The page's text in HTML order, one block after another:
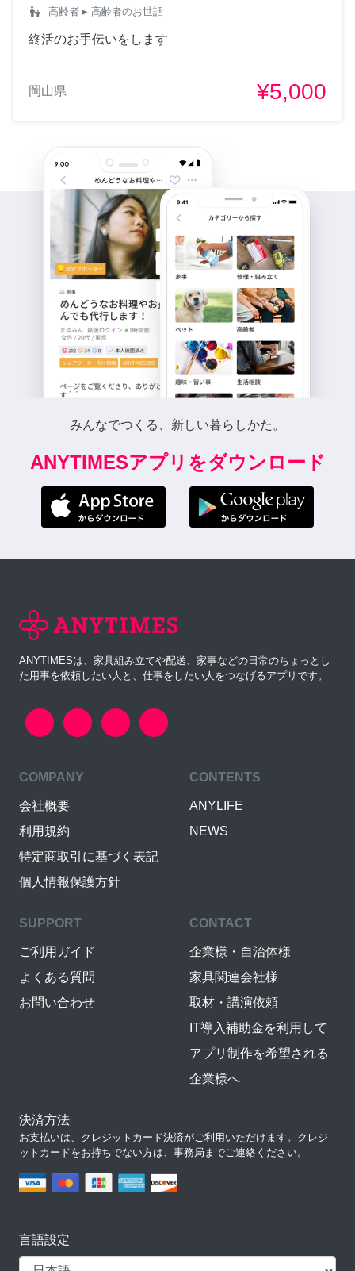
escalator_warning 高齢者 ▸ 高齢者のお世話
終活のお手伝いをします
岡山県 ¥5,000
みんなでつくる、新しい暮らしかた。
ANYTIMESアプリをダウンロード
ANYTIMESは、家具組み立てや配送、家事などの日常のちょっとし
た用事を依頼したい人と、仕事をしたい人をつなげるアプリです。
COMPANY
会社概要
利用規約
特定商取引に基づく表記
個人情報保護方針
CONTENTS
ANYLIFE
NEWS
SUPPORT
ご利用ガイド
よくある質問
お問い合わせ
CONTACT
企業様・自治体様
家具関連会社様
取材・講演依頼
IT導入補助金を利用して
アプリ制作を希望される
企業様へ
決済方法
お支払いは、クレジットカード決済がご利用いただけます。クレジ
ットカードをお持ちでない方は、事務局までご連絡ください。
言語設定